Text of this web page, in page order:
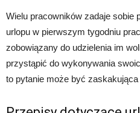
Wielu pracowników zadaje sobie
urlopu w pierwszym tygodniu
zobowiązany do udzielenia im
przystąpić do wykonywania
to pytanie może być